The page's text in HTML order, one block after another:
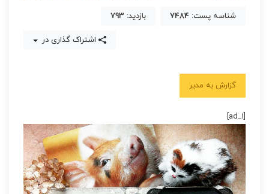
شناسه پست: 7484 بازدید: 793
اشتراک گذاری در
گزارش به مدیر
[ad_1]